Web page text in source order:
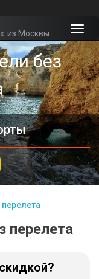
из Москвы
без
перелета
перелета